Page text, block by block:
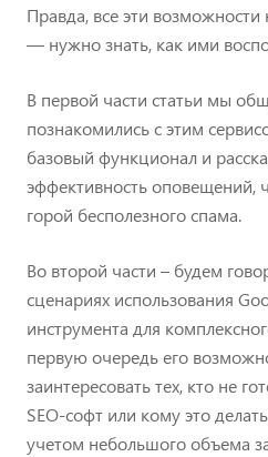
Правда, все эти возможности
— нужно знать, как ими
В первой части статьи мы
познакомились с этим
базовый функционал и
эффективность оповещений,
горой бесполезного спама.
Во второй части – будем
сценариях использования
инструмента для
первую очередь его
заинтересовать тех, кто не
SEO-софт или кому это
учетом небольшого объема